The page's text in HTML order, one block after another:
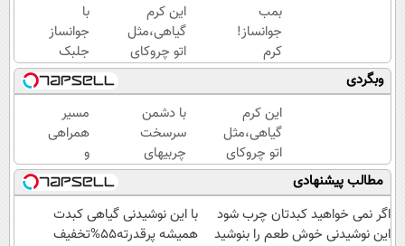
بمب
جوانساز!
کرم
بوتاکس
جلبک
اسپیرولینا50%تخفیف
این کرم
گیاهی،مثل
اتو چروکای
پوستتوصاف
میکنه!50%تخفیف
با
جوانساز
جلبک
عید
امسال
۱۰سال
جوون
تری
وبگردی
این کرم
گیاهی،مثل
اتو چروکای
پوستتوصاف
میکنه!50%تخفیف
با دشمن
سرسخت
چربیهای
بدن،
ماهی 5
کیلو لاغر
شو
مسیر
همراهی
و
گزارش
عملکرد
گروه
اسنپ
مطالب پیشنهادی
اگر نمی خواهید کبدتان چرب شود
این نوشیدنی خوش طعم را بنوشید
با این نوشیدنی گیاهی کبدت
همیشه پرقدرته55%تخفیف